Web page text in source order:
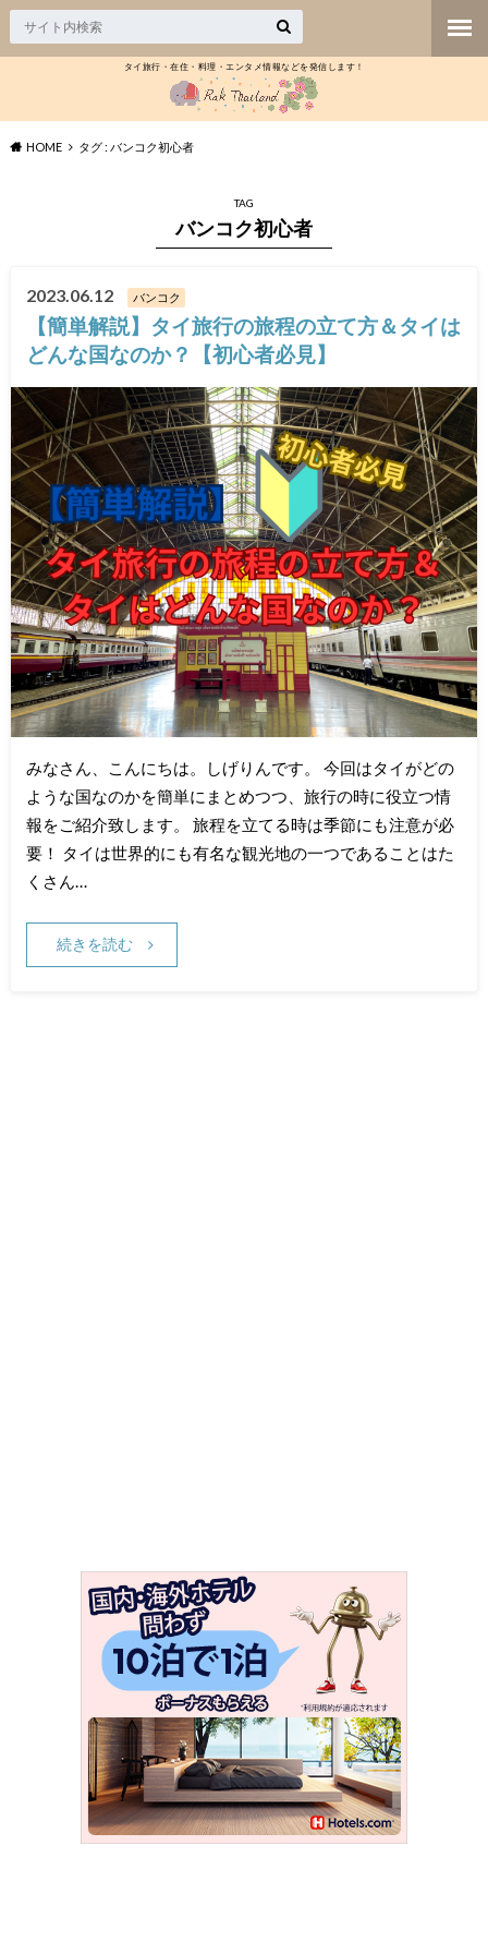
タイ旅行・在住・料理・エンタメ情報などを発信します！
HOME タグ : バンコク初心者
TAG
バンコク初心者
2023.06.12 バンコク
【簡単解説】タイ旅行の旅程の立て方＆タイは
どんな国なのか？【初心者必見】
みなさん、こんにちは。しげりんです。 今回はタイがどの
ような国なのかを簡単にまとめつつ、旅行の時に役立つ情
報をご紹介致します。 旅程を立てる時は季節にも注意が必
要！ タイは世界的にも有名な観光地の一つであることはた
くさん…
続きを読む